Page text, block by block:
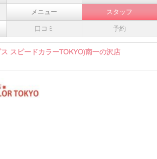
メニュー スタッフ
口コミ 予約
スピードカラーTOKYO)南一の沢店